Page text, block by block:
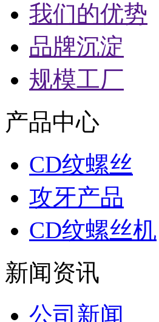
我们的优势
品牌沉淀
规模工厂
产品中心
CD纹螺丝
攻牙产品
CD纹螺丝机
新闻资讯
公司新闻